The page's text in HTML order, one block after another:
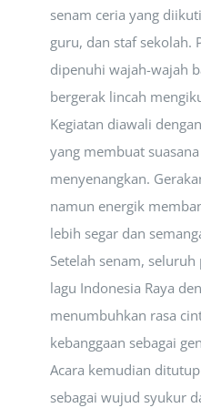
senam ceria yang
guru, dan staf sekolah.
dipenuhi wajah-wajah
bergerak lincah
Kegiatan diawali
yang membuat
menyenangkan.
namun energik
lebih segar dan
Setelah senam,
lagu Indonesia Raya
menumbuhkan rasa
kebanggaan sebagai
Acara kemudian
sebagai wujud syukur